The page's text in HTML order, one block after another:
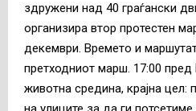
здружени над 40 граѓански
организира втор протестен
декември. Времето и
претходниот марш. 17:00
животна средина, крајна цел: